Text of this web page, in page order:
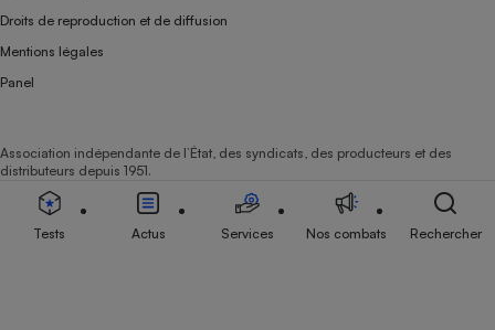
Droits de reproduction et de diffusion
Mentions légales
Panel
Association indépendante de l’État, des syndicats, des producteurs et des
distributeurs depuis 1951.
Tests Actus Services Nos combats Rechercher